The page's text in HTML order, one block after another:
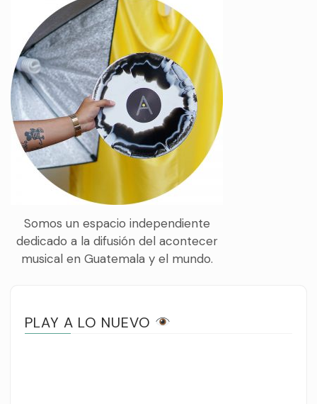
Somos un espacio independiente
dedicado a la difusión del acontecer
musical en Guatemala y el mundo.
PLAY A LO NUEVO